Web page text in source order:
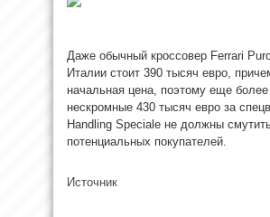
Даже обычный кроссовер Ferrari
Италии стоит 390 тысяч евро,
начальная цена, поэтому еще более
нескромные 430 тысяч евро за
Handling Speciale не должны
потенциальных покупателей.
Источник